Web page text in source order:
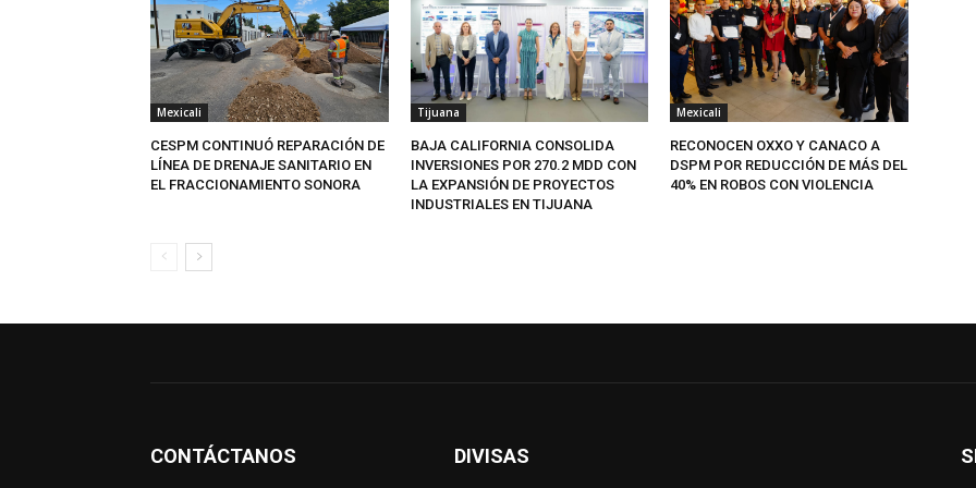
Mexicali
CESPM CONTINUÓ REPARACIÓN DE
LÍNEA DE DRENAJE SANITARIO EN
EL FRACCIONAMIENTO SONORA
Tijuana
BAJA CALIFORNIA CONSOLIDA
INVERSIONES POR 270.2 MDD CON
LA EXPANSIÓN DE PROYECTOS
INDUSTRIALES EN TIJUANA
Mexicali
RECONOCEN OXXO Y CANACO A
DSPM POR REDUCCIÓN DE MÁS DEL
40% EN ROBOS CON VIOLENCIA
CONTÁCTANOS DIVISAS